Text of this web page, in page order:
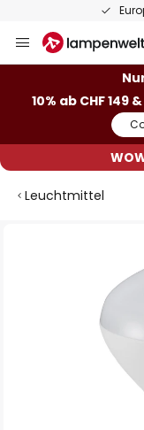
Inhalt
10% ab CHF 149
Leuchtmittel